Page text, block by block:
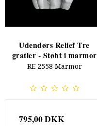
Udendørs Relief Tre
gratier - Støbt i marmor
RE 2558 Marmor
795,00 DKK